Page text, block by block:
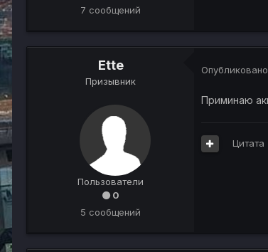
7 сообщений
Ette
Призывник
Пользователи
0
5 сообщений
Опубликовано
Приминаю
Цитата